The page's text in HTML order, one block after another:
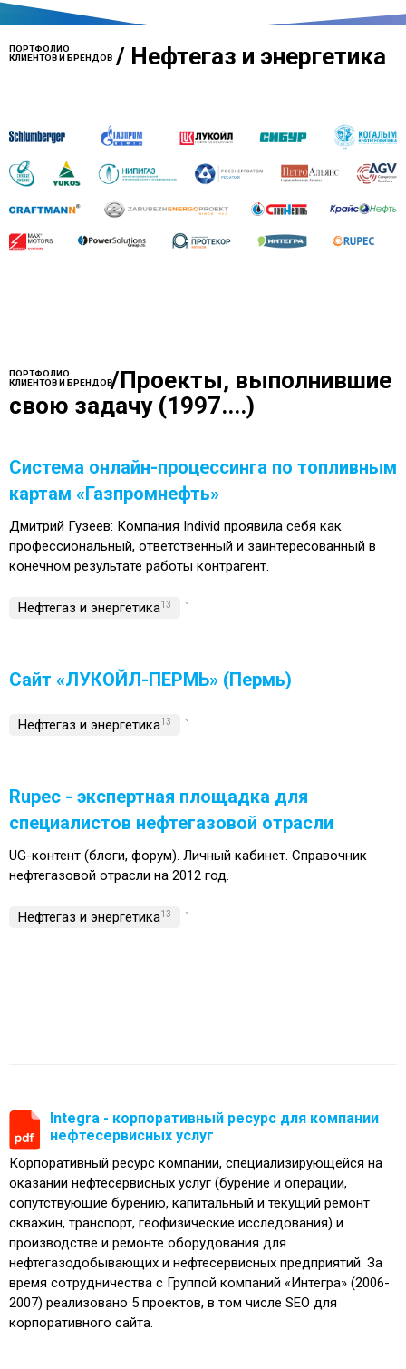
ПОРТФОЛИО
КЛИЕНТОВ И БРЕНДОВ/ Нефтегаз и энергетика
ПОРТФОЛИО
КЛИЕНТОВ И БРЕНДОВ/Проекты, выполнившие
свою задачу (1997....)
Система онлайн-процессинга по топливным
картам «Газпромнефть»
Дмитрий Гузеев: Компания Individ проявила себя как
профессиональный, ответственный и заинтересованный в
конечном результате работы контрагент.
Нефтегаз и энергетика13 `
Сайт «ЛУКОЙЛ-ПЕРМЬ» (Пермь)
Нефтегаз и энергетика13 `
Rupec - экспертная площадка для
специалистов нефтегазовой отрасли
UG-контент (блоги, форум). Личный кабинет. Справочник
нефтегазовой отрасли на 2012 год.
Нефтегаз и энергетика13 `
Integra - корпоративный ресурс для компании
нефтесервисных услуг
Корпоративный ресурс компании, специализирующейся на
оказании нефтесервисных услуг (бурение и операции,
сопутствующие бурению, капитальный и текущий ремонт
скважин, транспорт, геофизические исследования) и
производстве и ремонте оборудования для
нефтегазодобывающих и нефтесервисных предприятий. За
время сотрудничества с Группой компаний «Интегра» (2006-
2007) реализовано 5 проектов, в том числе SEO для
корпоративного сайта.